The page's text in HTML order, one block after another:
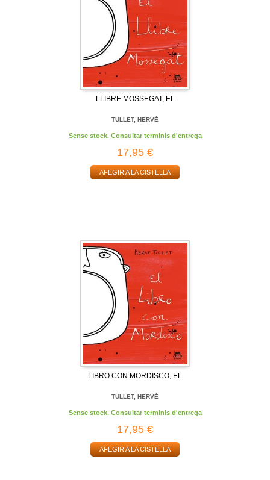
LLIBRE MOSSEGAT, EL
TULLET, HERVÉ
Sense stock. Consultar terminis d'entrega
17,95 €
AFEGIR A LA CISTELLA
LIBRO CON MORDISCO, EL
TULLET, HERVÉ
Sense stock. Consultar terminis d'entrega
17,95 €
AFEGIR A LA CISTELLA